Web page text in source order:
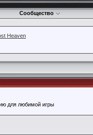
Сообщество
Heaven
для любимой игры